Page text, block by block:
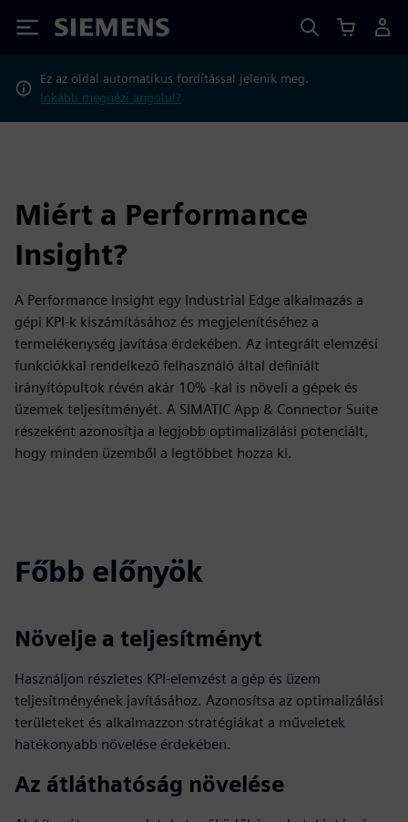
Siemens
Ez az oldal automatikus fordítással jelenik meg.
Inkább megnézi angolul?
Miért a Performance
Insight?
A Performance Insight egy Industrial Edge alkalmazás a
gépi KPI-k kiszámításához és megjelenítéséhez a
termelékenység javítása érdekében. Az integrált elemzési
funkciókkal rendelkező felhasználó által definiált
irányítópultok révén akár 10% -kal is növeli a gépek és
üzemek teljesítményét. A SIMATIC App & Connector Suite
részeként azonosítja a legjobb optimalizálási potenciált,
hogy minden üzemből a legtöbbet hozza ki.
Főbb előnyök
Növelje a teljesítményt
Használjon részletes KPI-elemzést a gép és üzem
teljesítményének javításához. Azonosítsa az optimalizálási
területeket és alkalmazzon stratégiákat a műveletek
hatékonyabb növelése érdekében.
Az átláthatóság növelése